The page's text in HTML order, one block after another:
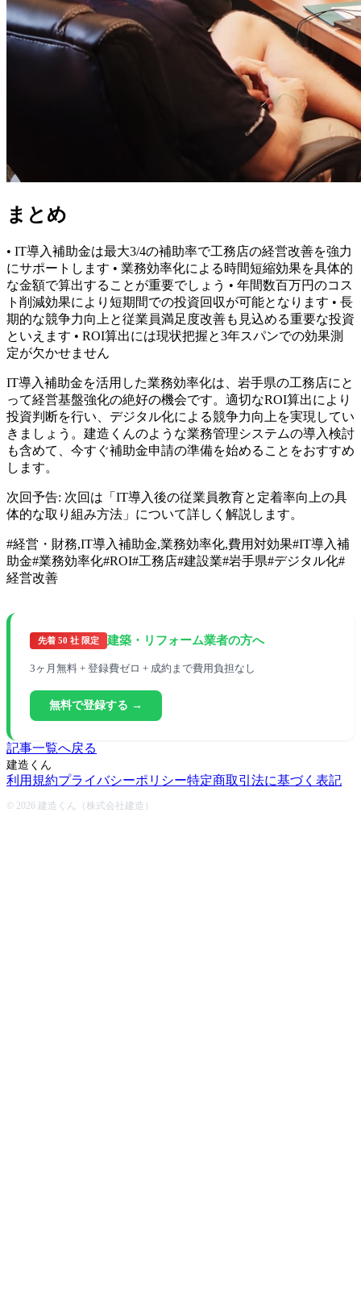
まとめ
• IT導入補助金は最大3/4の補助率で工務店の経営改善を強力
にサポートします • 業務効率化による時間短縮効果を具体的
な金額で算出することが重要でしょう • 年間数百万円のコス
ト削減効果により短期間での投資回収が可能となります • 長
期的な競争力向上と従業員満足度改善も見込める重要な投資
といえます • ROI算出には現状把握と3年スパンでの効果測
定が欠かせません
IT導入補助金を活用した業務効率化は、岩手県の工務店にと
って経営基盤強化の絶好の機会です。適切なROI算出により
投資判断を行い、デジタル化による競争力向上を実現してい
きましょう。建造くんのような業務管理システムの導入検討
も含めて、今すぐ補助金申請の準備を始めることをおすすめ
します。
次回予告: 次回は「IT導入後の従業員教育と定着率向上の具
体的な取り組み方法」について詳しく解説します。
#経営・財務,IT導入補助金,業務効率化,費用対効果#IT導入補
助金#業務効率化#ROI#工務店#建設業#岩手県#デジタル化#
経営改善
先着 50 社 限定 建築・リフォーム業者の方へ
3ヶ月無料 + 登録費ゼロ + 成約まで費用負担なし
無料で登録する →
記事一覧へ戻る
建造くん
利用規約プライバシーポリシー特定商取引法に基づく表記
© 2026 建造くん（株式会社建造）